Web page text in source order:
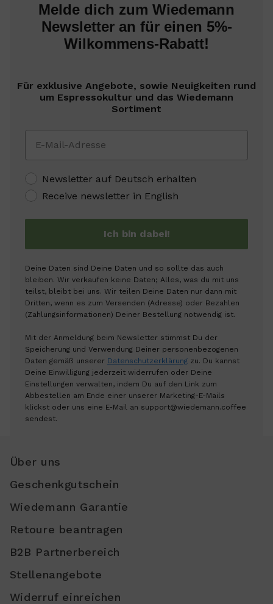
Melde dich zum Wiedemann
Newsletter an für einen 5%-
Wilkommens-Rabatt!
Für exklusive Angebote, sowie Neuigkeiten rund
um Espressokultur und das Wiedemann
Sortiment
Newsletter auf Deutsch erhalten
Receive newsletter in English
Ich bin dabei!
Deine Daten sind Deine Daten und so sollte das auch
bleiben. Wir verkaufen keine Daten; Alles, was du mit uns
teilst, bleibt bei uns. Wir teilen Deine Daten nur dann mit
Dritten, wenn es zum Versenden (Adresse) oder Bezahlen
(Zahlungsinformationen) Deiner Bestellung notwendig ist.
Mit der Anmeldung beim Newsletter stimmst Du der
Speicherung und Verwendung Deiner personenbezogenen
Daten gemäß unserer Datenschutzerklärungzu. Du kannst
Deine Einwilligung jederzeit widerrufen oder Deine
Einstellungen verwalten, indem Du auf den Link zum
Abbestellen am Ende einer unserer Marketing-E-Mails
klickst oder uns eine E-Mail an support@wiedemann.coffee
sendest.
Über uns
Geschenkgutschein
Wiedemann Garantie
Retoure beantragen
B2B Partnerbereich
Stellenangebote
Widerruf einreichen